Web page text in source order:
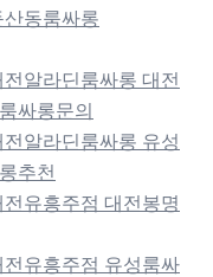
동룸싸롱
알라딘룸싸롱 대전
싸롱문의
알라딘룸싸롱 유성
추천
유흥주점 대전봉명
유흥주점 유성룸싸